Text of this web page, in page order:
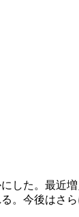
た。最近
今後はさ